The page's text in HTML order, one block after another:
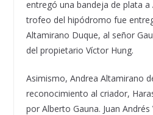
entregó una bandeja de plata a
trofeo del hipódromo fue
Altamirano Duque, al señor
del propietario Víctor Hung.
Asimismo, Andrea Altamirano
reconocimiento al criador,
por Alberto Gauna. Juan Andrés